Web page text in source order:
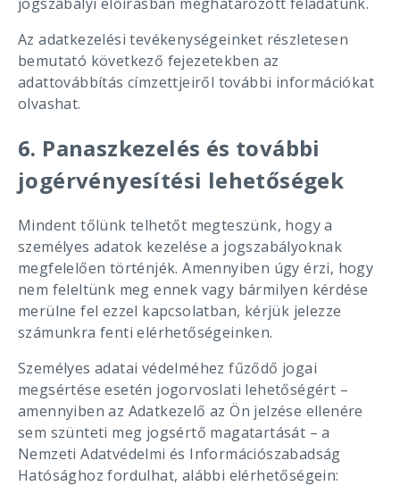
Az adatkezelési tevékenységeinket részletesen
bemutató következő fejezetekben az
adattovábbítás címzettjeiről további információkat
olvashat.
6. Panaszkezelés és további
jogérvényesítési lehetőségek
Mindent tőlünk telhetőt megteszünk, hogy a
személyes adatok kezelése a jogszabályoknak
megfelelően történjék. Amennyiben úgy érzi, hogy
nem feleltünk meg ennek vagy bármilyen kérdése
merülne fel ezzel kapcsolatban, kérjük jelezze
számunkra fenti elérhetőségeinken.
Személyes adatai védelméhez fűződő jogai
megsértése esetén jogorvoslati lehetőségért –
amennyiben az Adatkezelő az Ön jelzése ellenére
sem szünteti meg jogsértő magatartását – a
Nemzeti Adatvédelmi és Információszabadság
Hatósághoz fordulhat, alábbi elérhetőségein: